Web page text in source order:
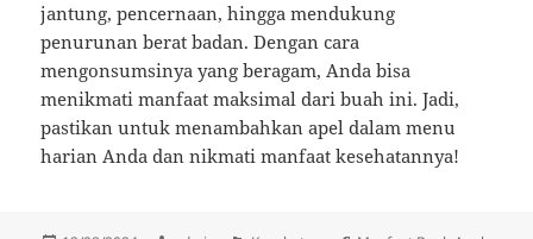
jantung, pencernaan, hingga mendukung
penurunan berat badan. Dengan cara
mengonsumsinya yang beragam, Anda bisa
menikmati manfaat maksimal dari buah ini. Jadi,
pastikan untuk menambahkan apel dalam menu
harian Anda dan nikmati manfaat kesehatannya!